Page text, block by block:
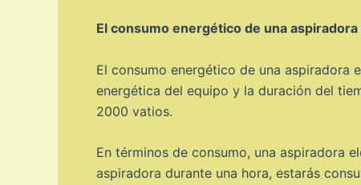
El consumo energético de una
El consumo energético de una
energética del equipo y la duración del
2000 vatios.
En términos de consumo, una aspiradora
aspiradora durante una hora, estarás